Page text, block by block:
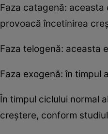
Faza catagenă: aceasta
provoacă încetinirea
Faza telogenă: aceasta
‌Faza exogenă:‌ în timpul
În timpul ciclului normal
creștere, conform